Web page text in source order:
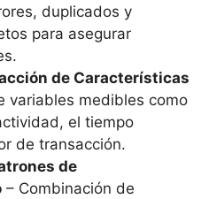
duplicados y
para asegurar
de Características
variables medibles como
el tiempo
de transacción.
de
– Combinación de